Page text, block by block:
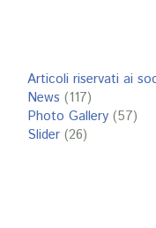
Articoli riservati ai
News (117)
Photo Gallery (57)
Slider (26)